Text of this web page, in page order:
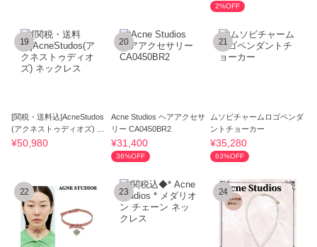
2%OFF
19
[関税・送料込]AcneStudos
(アクネストゥディオズ) ネ
ックレス
¥50,980
20
Acne Studios ヘアアクセサ
リー CA0450BR2
¥31,400
36%OFF
21
ムソビチャームロゴペンダ
ントチョーカー
¥35,280
63%OFF
22 23 24